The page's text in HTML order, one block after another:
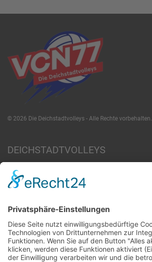
© 2026 Die Deichstadtvolleys - Alle Rechte vorbehalten.
DEICHSTADTVOLLEYS
News
Team
Zum Verein
­INFO